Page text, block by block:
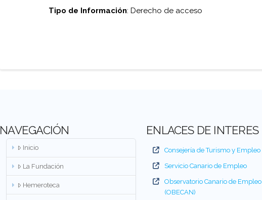
Tipo de Información: Derecho de acceso
NAVEGACIÓN
Inicio
La Fundación
Hemeroteca
ENLACES DE INTERES
Consejería de Turismo y Empleo
Servicio Canario de Empleo
Observatorio Canario de Empleo
(OBECAN)